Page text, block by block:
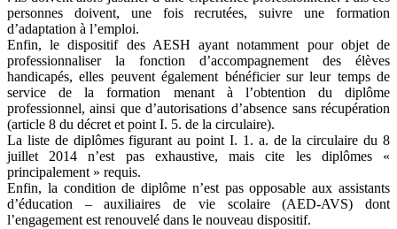
personnes doivent, une fois recrutées, suivre une formation
d’adaptation à l’emploi.
Enfin, le dispositif des AESH ayant notamment pour objet de
professionnaliser la fonction d’accompagnement des élèves
handicapés, elles peuvent également bénéficier sur leur temps de
service de la formation menant à l’obtention du diplôme
professionnel, ainsi que d’autorisations d’absence sans récupération
(article 8 du décret et point I. 5. de la circulaire).
La liste de diplômes figurant au point I. 1. a. de la circulaire du 8
juillet 2014 n’est pas exhaustive, mais cite les diplômes «
principalement » requis.
Enfin, la condition de diplôme n’est pas opposable aux assistants
d’éducation – auxiliaires de vie scolaire (AED-AVS) dont
l’engagement est renouvelé dans le nouveau dispositif.